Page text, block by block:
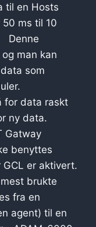
til en Hosts
ms til 10
Denne
man kan
som
for data raskt
ny data.
Gatway
benyttes
er aktivert.
brukte
fra en
agent) til en